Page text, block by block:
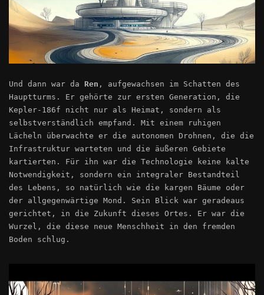
Und dann war da Ren , aufgewachsen im Schatten des
Hauptturms. Er gehörte zur ersten Generation, die
Kepler-186f nicht nur als Heimat, sondern als
selbstverständlich empfand. Mit einem ruhigen
Lächeln überwachte er die autonomen Drohnen, die die
Infrastruktur warteten und die äußeren Gebiete
kartierten. Für ihn war die Technologie keine kalte
Notwendigkeit, sondern ein integraler Bestandteil
des Lebens, so natürlich wie die kargen Bäume oder
der allgegenwärtige Mond. Sein Blick war geradeaus
gerichtet, in die Zukunft dieses Ortes. Er war die
Wurzel, die diese neue Menschheit in den fremden
Boden schlug.